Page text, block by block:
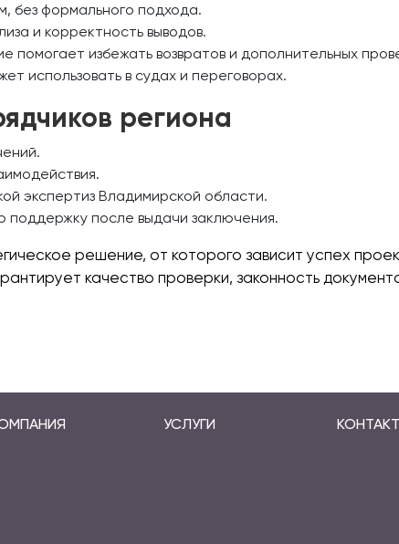
без формального подхода.
и корректность выводов.
помогает избежать возвратов и дополнительных
использовать в судах и переговорах.
региона
экспертиз Владимирской области.
после выдачи заключения.
решение, от которого зависит успех
качество проверки, законность
УСЛУГИ